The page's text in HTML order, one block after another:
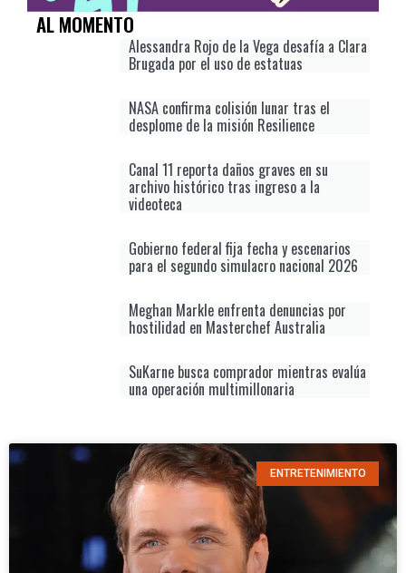
AL MOMENTO
Alessandra Rojo de la Vega desafía a Clara
Brugada por el uso de estatuas
NASA confirma colisión lunar tras el
desplome de la misión Resilience
Canal 11 reporta daños graves en su
archivo histórico tras ingreso a la
videoteca
Gobierno federal fija fecha y escenarios
para el segundo simulacro nacional 2026
Meghan Markle enfrenta denuncias por
hostilidad en Masterchef Australia
SuKarne busca comprador mientras evalúa
una operación multimillonaria
ENTRETENIMIENTO